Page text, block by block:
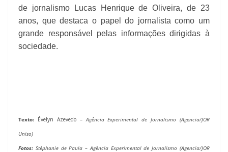
de jornalismo Lucas Henrique de Oliveira, de 23
anos, que destaca o papel do jornalista como um
grande responsável pelas informações dirigidas à
sociedade.
Texto: Évelyn Azevedo –Agência Experimental de Jornalismo (Agencia/JOR
Uniso)
Fotos: Stéphanie de Paula –Agência Experimental de Jornalismo (Agencia/JOR